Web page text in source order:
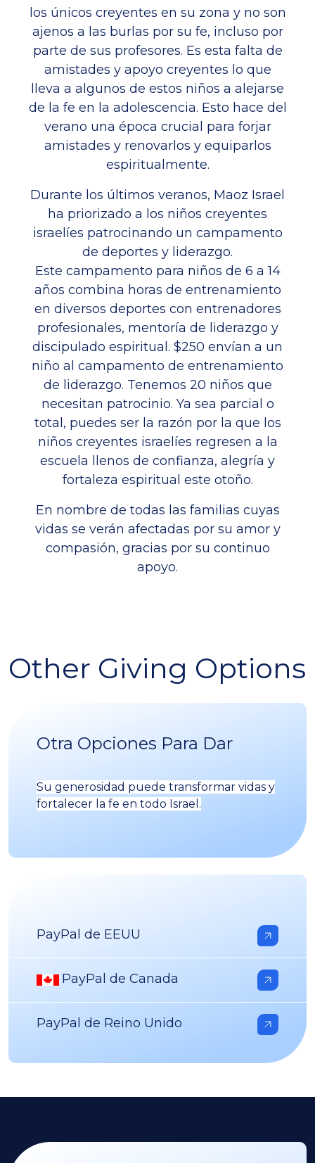
los únicos creyentes en su zona y no son
ajenos a las burlas por su fe, incluso por
parte de sus profesores. Es esta falta de
amistades y apoyo creyentes lo que
lleva a algunos de estos niños a alejarse
de la fe en la adolescencia. Esto hace del
verano una época crucial para forjar
amistades y renovarlos y equiparlos
espiritualmente.
Durante los últimos veranos, Maoz Israel
ha priorizado a los niños creyentes
israelíes patrocinando un campamento
de deportes y liderazgo.
Este campamento para niños de 6 a 14
años combina horas de entrenamiento
en diversos deportes con entrenadores
profesionales, mentoría de liderazgo y
discipulado espiritual. $250 envían a un
niño al campamento de entrenamiento
de liderazgo. Tenemos 20 niños que
necesitan patrocinio. Ya sea parcial o
total, puedes ser la razón por la que los
niños creyentes israelíes regresen a la
escuela llenos de confianza, alegría y
fortaleza espiritual este otoño.
En nombre de todas las familias cuyas
vidas se verán afectadas por su amor y
compasión, gracias por su continuo
apoyo.
Other Giving Options
Otra Opciones Para Dar
Su generosidad puede transformar vidas y
fortalecer la fe en todo Israel.
PayPal de EEUU
PayPal de Canada
PayPal de Reino Unido